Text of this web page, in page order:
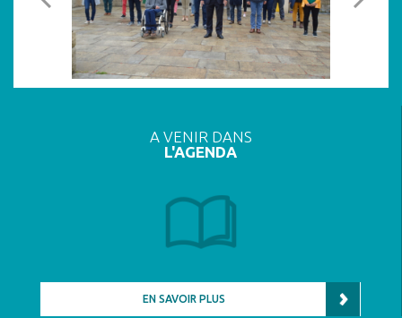
A VENIR DANS
L'AGENDA
EN SAVOIR PLUS